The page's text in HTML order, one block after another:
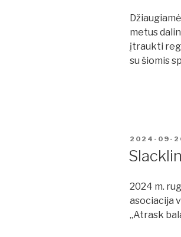
metus
įtraukti
su šiomis
2024-09-
2024 m.
asociacija
„Atrask